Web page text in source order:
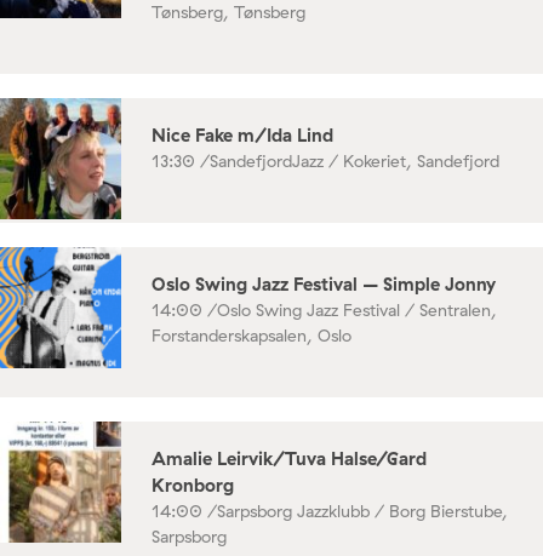
Tønsberg, Tønsberg
Nice Fake m/Ida Lind
13:30 /SandefjordJazz / Kokeriet, Sandefjord
Oslo Swing Jazz Festival – Simple Jonny
14:00 /Oslo Swing Jazz Festival / Sentralen,
Forstanderskapsalen, Oslo
Amalie Leirvik/Tuva Halse/Gard
Kronborg
14:00 /Sarpsborg Jazzklubb / Borg Bierstube,
Sarpsborg